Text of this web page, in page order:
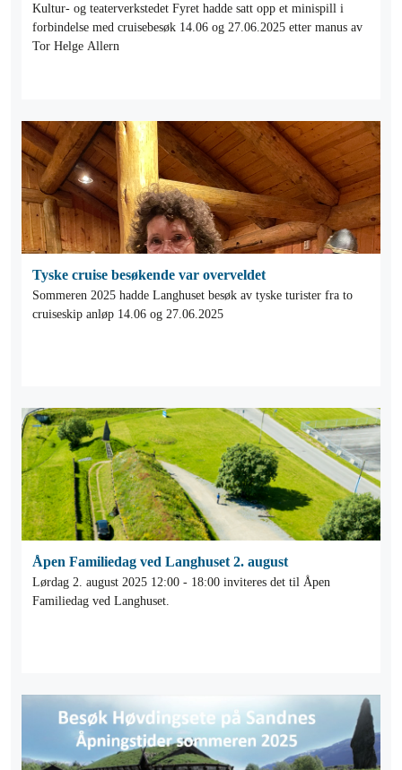
Kultur- og teaterverkstedet Fyret hadde satt opp et minispill i
forbindelse med cruisebesøk 14.06 og 27.06.2025 etter manus av
Tor Helge Allern
Tyske cruise besøkende var overveldet
Sommeren 2025 hadde Langhuset besøk av tyske turister fra to
cruiseskip anløp 14.06 og 27.06.2025
Åpen Familiedag ved Langhuset 2. august
Lørdag 2. august 2025 12:00 - 18:00 inviteres det til Åpen
Familiedag ved Langhuset.